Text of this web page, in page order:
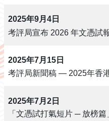
2025年9月4日
考評局宣布 2026 年文憑試
2025年7月15日
考評局新聞稿 — 2025年香
2025年7月2日
「文憑試打氣短片 ─ 放榜